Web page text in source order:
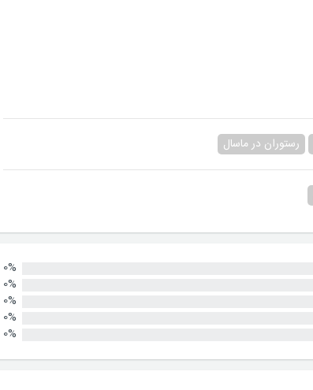
رستوران در ماسال
0%
0%
0%
0%
0%